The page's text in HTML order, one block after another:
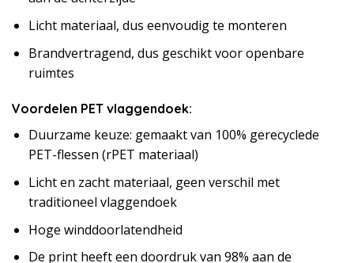
Licht materiaal, dus eenvoudig te monteren
Brandvertragend, dus geschikt voor openbare
ruimtes
Voordelen PET vlaggendoek:
Duurzame keuze: gemaakt van 100% gerecyclede
PET-flessen (rPET materiaal)
Licht en zacht materiaal, geen verschil met
traditioneel vlaggendoek
Hoge winddoorlatendheid
De print heeft een doordruk van 98% aan de